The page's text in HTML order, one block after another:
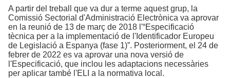
A partir del treball que va dur a terme aquest grup, la
Comissió Sectorial d'Administració Electrònica va aprovar
en la reunió de 13 de març de 2018 l'“Especificació
tècnica per a la implementació de l'Identificador Europeu
de Legislació a Espanya (fase 1)”. Posteriorment, el 24 de
febrer de 2022 es va aprovar una nova versió de
l'Especificació, que inclou les adaptacions necessàries
per aplicar també l'ELI a la normativa local.